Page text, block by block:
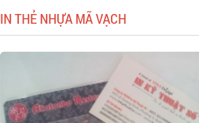
IN THẺ NHỰA MÃ VẠCH